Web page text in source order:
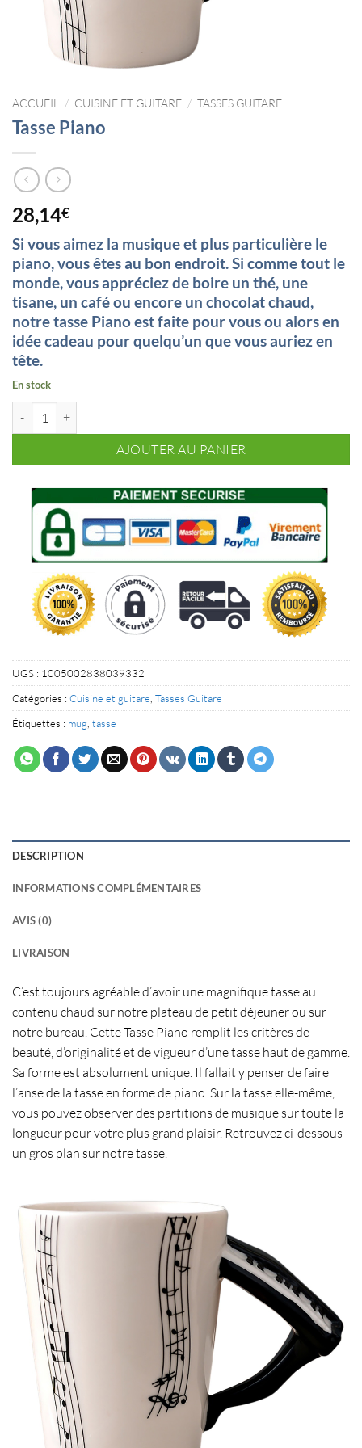
ACCUEIL / CUISINE ET GUITARE / TASSES GUITARE
Tasse Piano
28,14€
Si vous aimez la musique et plus particulière le
piano, vous êtes au bon endroit. Si comme tout le
monde, vous appréciez de boire un thé, une
tisane, un café ou encore un chocolat chaud,
notre tasse Piano est faite pour vous ou alors en
idée cadeau pour quelqu’un que vous auriez en
tête.
En stock
AJOUTER AU PANIER
UGS : 1005002838039332
Catégories : Cuisine et guitare Tasses Guitare
Étiquettes : mug tasse
DESCRIPTION
INFORMATIONS COMPLÉMENTAIRES
AVIS (0)
LIVRAISON
C’est toujours agréable d’avoir une magnifiquetasseau
contenu chaud sur notre plateau de petit déjeunerou sur
notre bureau. CetteTasse Piano remplit les critères de
beauté, d’originalité et de vigueur d’une tasse haut de gamme.
Sa forme est absolument unique. Il fallait y penser de faire
l’anse de la tasse en forme de piano . Sur la tasse elle-même,
vous pouvez observer des partitions de musique sur toute la
longueur pour votre plus grand plaisir. Retrouvez ci-dessous
un gros plan sur notre tasse.